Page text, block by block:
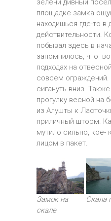
зелени дивный
площадке замка
находишься где-то в
действительности.
побывал здесь в
запомнилось, что
подходах на
совсем
сигануть вниз.
прогулку весной на
из Алушты к
приличный шторм.
мутило сильно, кое-
лицом в пакет.
Замок на
скале
Скала